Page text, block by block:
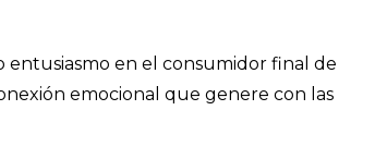
entusiasmo en el consumidor final de
emocional que genere con las